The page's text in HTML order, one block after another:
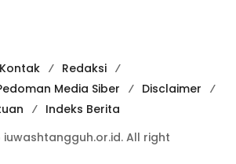
Kontak
Redaksi
Media Siber
Disclaimer
Indeks Berita
All right